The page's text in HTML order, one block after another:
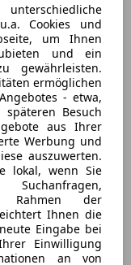
Cookies und
um Ihnen
und ein
gewährleisten.
ermöglichen
- etwa,
Besuch
aus Ihrer
Werbung und
auszuwerten.
lokal, wenn Sie
Rahmen der
Ihnen die
Eingabe bei
Einwilligung
an von